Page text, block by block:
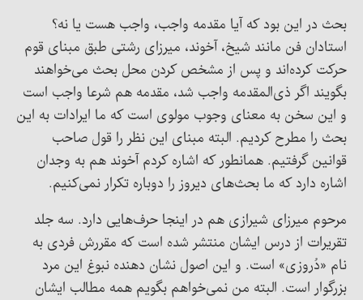
بحث در این بود که آیا مقدمه واجب، واجب هست یا نه؟
استادان فن مانند شیخ، آخوند، میرزای رشتی طبق مبنای قوم
حرکت کرده‌اند و پس از مشخص کردن محل بحث می‌خواهند
بگویند اگر ذی‌المقدمه واجب شد، مقدمه هم شرعا واجب است
و این سخن به معنای وجوب مولوی است که ما ایرادات به این
بحث را مطرح کردیم. البته مبنای این نظر را قول صاحب
قوانین گرفتیم. همانطور که اشاره کردم آخوند هم به وجدان
اشاره دارد که ما بحث‌های دیروز را دوباره تکرار نمی‌کنیم.
مرحوم میرزای شیرازی هم در اینجا حرف‌هایی دارد. سه جلد
تقریرات از درس ایشان منتشر شده است که مقررش فردی به
نام «دُروزی» است. و این اصول نشان دهنده نبوغ این مرد
بزرگوار است. البته من نمی‌خواهم بگویم همه مطالب ایشان